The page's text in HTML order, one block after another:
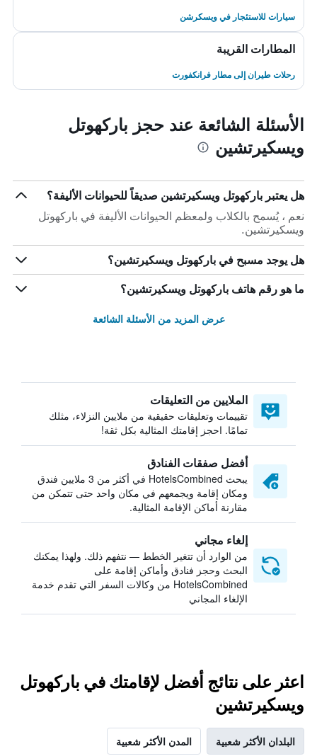
سيارات للاستئجار في ويسكرشن
المطارات القريبة
رحلات طيران إلى مطار فرانكفورت
الأسئلة الشائعة عند حجز باركهوتل
ويسكيرتشين
هل يعتبر باركهوتل ويسكيرتشين صديقاً للحيوانات الأليفة؟
نعم ، يُسمح بالكلاب ولمعظم الحيوانات الأليفة في باركهوتل
ويسكيرتشين.
هل يوجد مسبح في باركهوتل ويسكيرتشين؟
ما هو رقم هاتف باركهوتل ويسكيرتشين؟
عرض المزيد من الأسئلة الشائعة
الملايين من التعليقات
تقييمات وتعليقات حقيقية من ملايين النزلاء، مثلك
تمامًا. احجز إقامتك المثالية بكل ثقة!
أفضل صفقات الفنادق
يبحث HotelsCombined في أكثر من 3 ملايين فندق
ومكان إقامة ويجمعهم في مكان واحد حتى تتمكن من
مقارنة أماكن الإقامة المثالية.
إلغاء مجاني
من الوارد أن تتغير الخطط — نتفهم ذلك. ولهذا يمكنك
البحث وحجز فنادق وأماكن إقامة على
HotelsCombined من وكالات السفر التي تقدم خدمة
الإلغاء المجاني
اعثر على نتائج أفضل لإقامتك في باركهوتل
ويسكيرتشين
البلدان الأكثر شعبية المدن الأكثر شعبية